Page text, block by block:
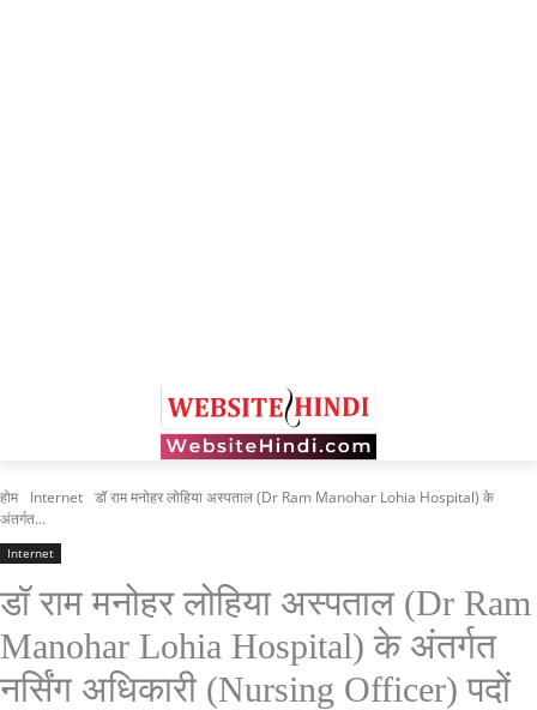
होम Internet डॉ राम मनोहर लोहिया अस्पताल (Dr Ram Manohar Lohia Hospital) के
अंतर्गत...
Internet
डॉ राम मनोहर लोहिया अस्पताल (Dr Ram
Manohar Lohia Hospital) के अंतर्गत
नर्सिंग अधिकारी (Nursing Officer) पदों